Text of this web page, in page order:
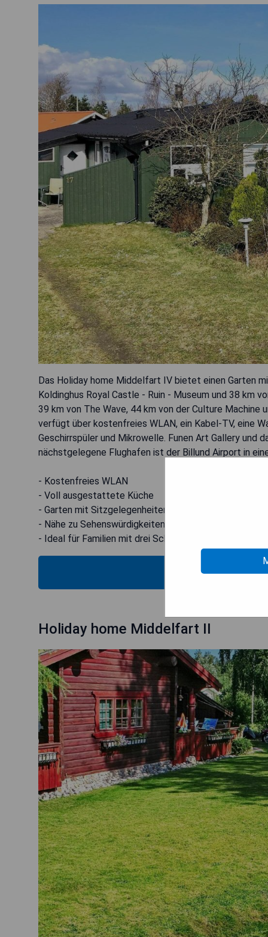
Das Holiday home Middelfart IV bietet einen Garten
Koldinghus Royal Castle - Ruin - Museum und 38
39 km von The Wave, 44 km von der Culture Machine
verfügt über kostenfreies WLAN, ein Kabel-TV, eine
Geschirrspüler und Mikrowelle. Funen Art Gallery und
nächstgelegene Flughafen ist der Billund Airport in
- Kostenfreies WLAN
- Voll ausgestattete Küche
- Garten mit Sitzgelegenheiten im Freien
- Nähe zu Sehenswürdigkeiten wie Koldinghus und
- Ideal für Familien mit drei Schlafzimmern
Holiday home Middelfart II